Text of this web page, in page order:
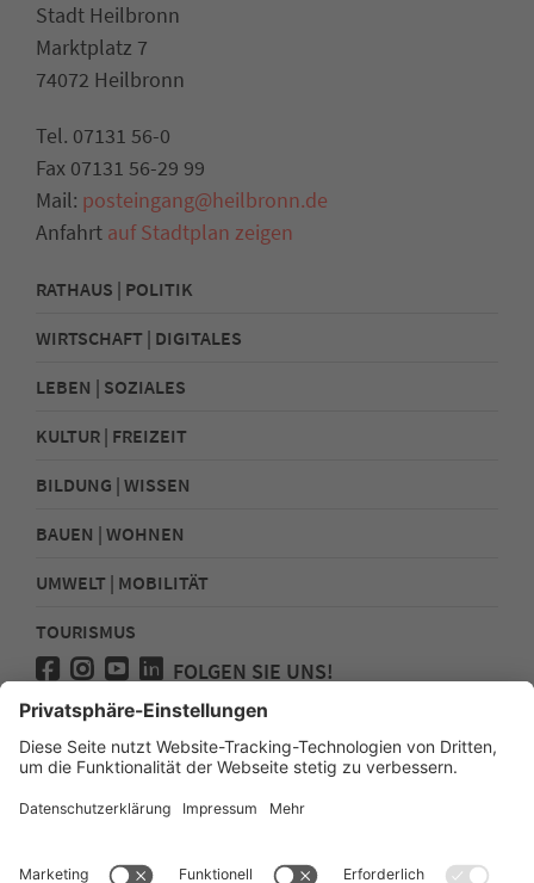
Stadt Heilbronn
Marktplatz 7
74072 Heilbronn
Tel. 07131 56-0
Fax 07131 56-29 99
Mail: posteingang@heilbronn.de
Anfahrt auf Stadtplan zeigen
RATHAUS | POLITIK
WIRTSCHAFT | DIGITALES
LEBEN | SOZIALES
KULTUR | FREIZEIT
BILDUNG | WISSEN
BAUEN | WOHNEN
UMWELT | MOBILITÄT
TOURISMUS
FOLGEN SIE UNS!
Presse
Kontakt
Impressum
Sitemap